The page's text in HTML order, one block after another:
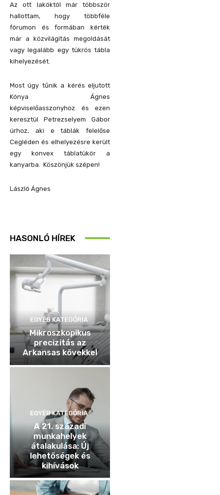
Az ott lakóktól már többször
hallottam, hogy többféle
fórumon és formában kérték
már a közvilágítás megoldását
vagy legalább egy tükrös tábla
kihelyezését.
Most úgy tűnik a kérés eljutott
Kónya Ágnes
képviselőasszonyhoz és ezen
keresztül Petrezselyem Gábor
úrhoz, aki e táblák felelőse
Cegléden és elhelyezésre került
egy konvex táblatükör a
kanyarba. Köszönjük szépen!
László Ágnes
HASONLÓ HÍREK
EGYÉB KATEGÓRIA
Mikroszkopikus
precizitás az
Arkansas kövekkel
EGYÉB KATEGÓRIA
A 21. századi
munkahelyek
átalakulása: Új
lehetőségek és
kihívások